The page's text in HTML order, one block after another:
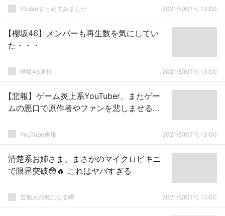
Vtuberまとめてみました 2021/5/6(Th) 13:00
【櫻坂46】メンバーも再生数を気にしてい
た・・・
欅坂46速報 2021/5/6(Th) 13:00
【悲報】ゲーム炎上系YouTuber、またゲー
ムの悪口で原作者やファンを悲しませる…
YouTube速報 2021/5/6(Th) 13:00
清楚系お姉さま、まさかのマイクロビキニ
で限界突破😳🔥 これはヤバすぎる
芸能人の気になる噂 2021/5/6(Th) 13:00